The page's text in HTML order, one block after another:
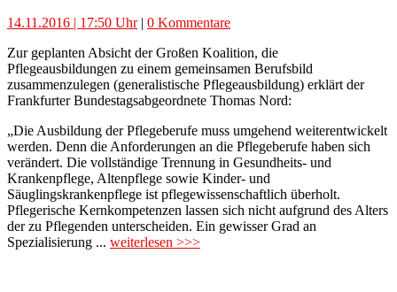
14.11.2016 | 17:50 Uhr| 0 Kommentare
Zur geplanten Absicht der Großen Koalition, die
Pflegeausbildungen zu einem gemeinsamen Berufsbild
zusammenzulegen (generalistische Pflegeausbildung) erklärt der
Frankfurter Bundestagsabgeordnete Thomas Nord:
„Die Ausbildung der Pflegeberufe muss umgehend weiterentwickelt
werden. Denn die Anforderungen an die Pflegeberufe haben sich
verändert. Die vollständige Trennung in Gesundheits- und
Krankenpflege, Altenpflege sowie Kinder- und
Säuglingskrankenpflege ist pflegewissenschaftlich überholt.
Pflegerische Kernkompetenzen lassen sich nicht aufgrund des Alters
der zu Pflegenden unterscheiden. Ein gewisser Grad an
Spezialisierung ... weiterlesen >>>